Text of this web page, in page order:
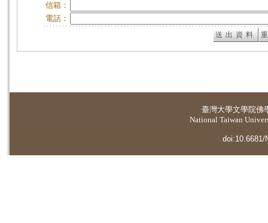
信箱：
電話：
臺灣大學文學院佛
National Taiwan
doi:10.6681/